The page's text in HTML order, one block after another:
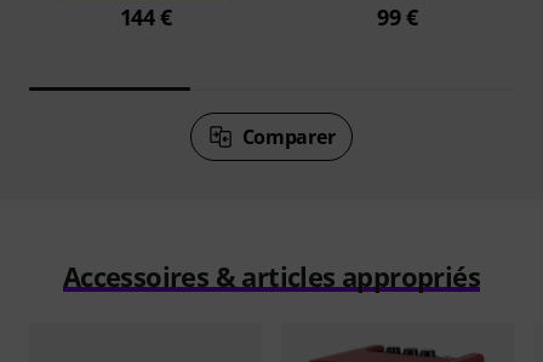
144 € 99 €
Comparer
Accessoires & articles appropriés